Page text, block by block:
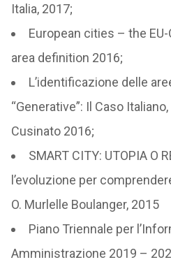
Italia, 2017;
European cities – the
area definition 2016;
L’identificazione delle
“Generative”: Il Caso
Cusinato 2016;
SMART CITY: UTOPIA O
l’evoluzione per
O. Murlelle Boulanger, 2015
Piano Triennale per
Amministrazione 2019 –